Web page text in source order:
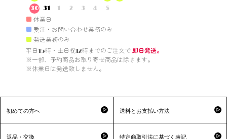
30
31 1 2 3 4 5
■ 休業日
■ 受注・お問い合わせ業務のみ
■ 発送業務のみ
平日15時・土日祝12時までのご注文で 即日発送。
※一部、予約商品お取り寄せ商品は除きます。
※休業日は発送致しません。
初めての方へ 送料とお支払い方法
返品・交換 特定商取引法に基づく表記